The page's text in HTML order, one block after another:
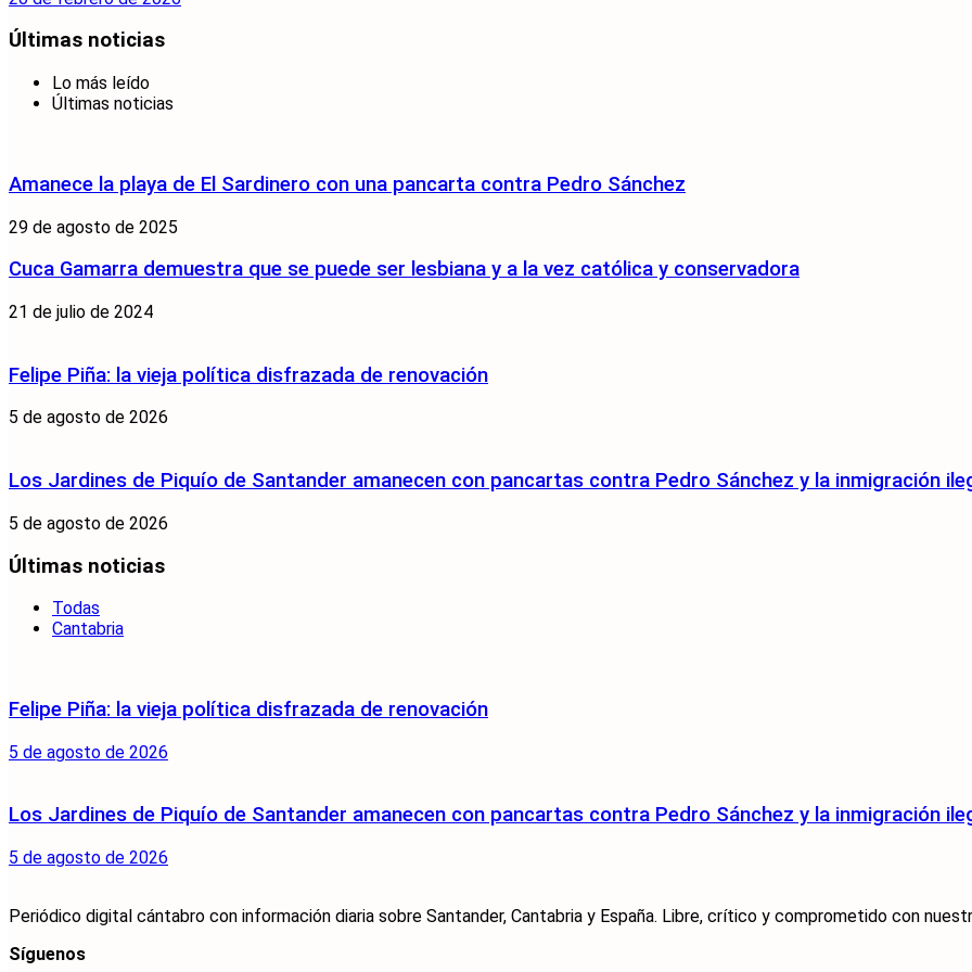
Últimas noticias
Lo más leído
Últimas noticias
Amanece la playa de El Sardinero con una pancarta contra Pedro Sánchez
29 de agosto de 2025
Cuca Gamarra demuestra que se puede ser lesbiana y a la vez católica y conservadora
21 de julio de 2024
Felipe Piña: la vieja política disfrazada de renovación
5 de agosto de 2026
Los Jardines de Piquío de Santander amanecen con pancartas contra Pedro Sánchez y la inmigración
5 de agosto de 2026
Últimas noticias
Todas
Cantabria
Felipe Piña: la vieja política disfrazada de renovación
5 de agosto de 2026
Los Jardines de Piquío de Santander amanecen con pancartas contra Pedro Sánchez y la inmigración
5 de agosto de 2026
Periódico digital cántabro con información diaria sobre Santander, Cantabria y España. Libre, crítico y comprometido con
Síguenos